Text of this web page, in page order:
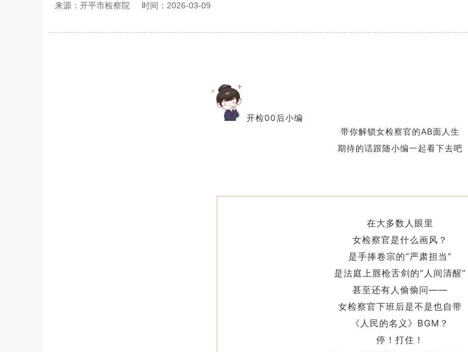
来源：开平市检察院 时间：2026-03-09
开检00后小编
带你解锁女检察官的AB面人生
期待的话跟随小编一起看下去吧
在大多数人眼里
女检察官是什么画风？
是手捧卷宗的“严肃担当”
是法庭上唇枪舌剑的“人间清醒”
甚至还有人偷偷问——
女检察官下班后是不是也自带
《人民的名义》BGM？
停！打住！